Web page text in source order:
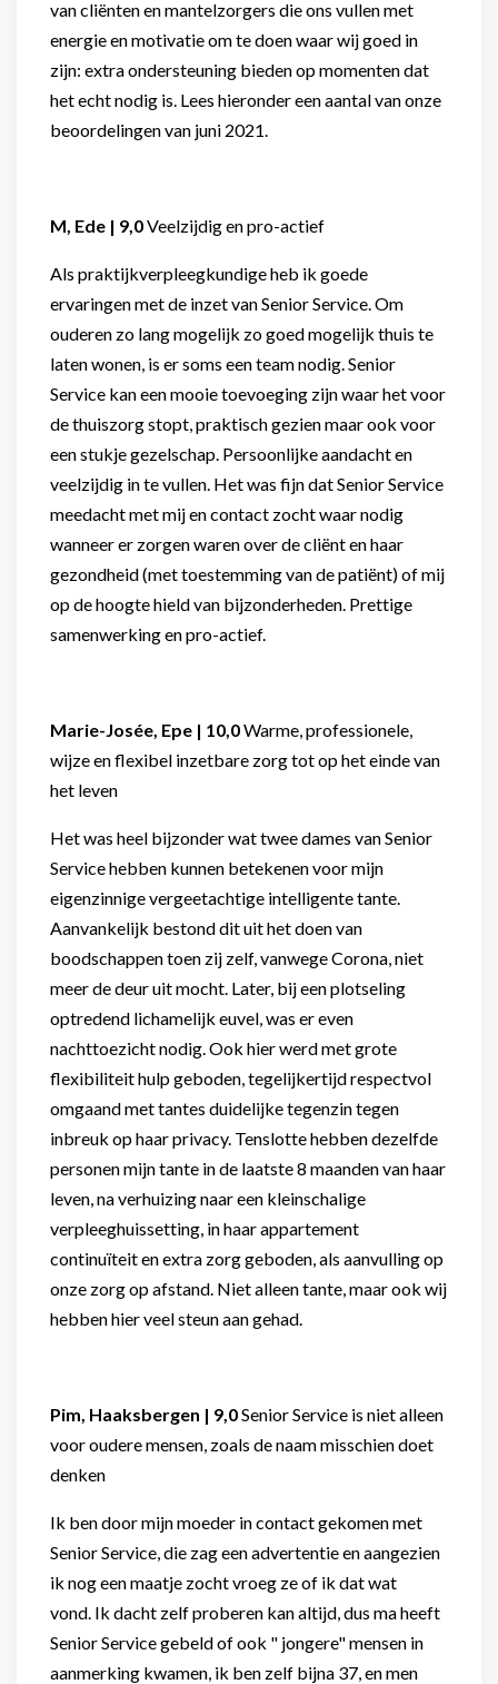
van cliënten en mantelzorgers die ons vullen met
energie en motivatie om te doen waar wij goed in
zijn: extra ondersteuning bieden op momenten dat
het echt nodig is. Lees hieronder een aantal van onze
beoordelingen van juni 2021.
M, Ede | 9,0Veelzijdig en pro-actief
Als praktijkverpleegkundige heb ik goede
ervaringen met de inzet van Senior Service. Om
ouderen zo lang mogelijk zo goed mogelijk thuis te
laten wonen, is er soms een team nodig. Senior
Service kan een mooie toevoeging zijn waar het voor
de thuiszorg stopt, praktisch gezien maar ook voor
een stukje gezelschap. Persoonlijke aandacht en
veelzijdig in te vullen. Het was fijn dat Senior Service
meedacht met mij en contact zocht waar nodig
wanneer er zorgen waren over de cliënt en haar
gezondheid (met toestemming van de patiënt) of mij
op de hoogte hield van bijzonderheden. Prettige
samenwerking en pro-actief.
Marie-Josée, Epe | 10,0Warme, professionele,
wijze en flexibel inzetbare zorg tot op het einde van
het leven
Het was heel bijzonder wat twee dames van Senior
Service hebben kunnen betekenen voor mijn
eigenzinnige vergeetachtige intelligente tante.
Aanvankelijk bestond dit uit het doen van
boodschappen toen zij zelf, vanwege Corona, niet
meer de deur uit mocht. Later, bij een plotseling
optredend lichamelijk euvel, was er even
nachttoezicht nodig. Ook hier werd met grote
flexibiliteit hulp geboden, tegelijkertijd respectvol
omgaand met tantes duidelijke tegenzin tegen
inbreuk op haar privacy. Tenslotte hebben dezelfde
personen mijn tante in de laatste 8 maanden van haar
leven, na verhuizing naar een kleinschalige
verpleeghuissetting, in haar appartement
continuïteit en extra zorg geboden, als aanvulling op
onze zorg op afstand. Niet alleen tante, maar ook wij
hebben hier veel steun aan gehad.
Pim, Haaksbergen | 9,0Senior Service is niet alleen
voor oudere mensen, zoals de naam misschien doet
denken
Ik ben door mijn moeder in contact gekomen met
Senior Service, die zag een advertentie en aangezien
ik nog een maatje zocht vroeg ze of ik dat wat
vond. Ik dacht zelf proberen kan altijd, dus ma heeft
Senior Service gebeld of ook " jongere" mensen in
aanmerking kwamen, ik ben zelf bijna 37, en men